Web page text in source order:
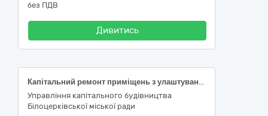
без ПДВ
Дивитись
Капітальний ремонт приміщень з улаштуванням систем протипожежного захисту (пожежної сигналізації, оповіщення про пожежу, керування евакуюванням людей) та системи централізованого спостерігання Білоцерківського закладу дошкільної освіти № 24 "Світанок" за адресою: вул. Зенітного полку, 36, у м. Біла Церква Київської області. Коригування
Управління капітального будівництва
Білоцерківської міської ради